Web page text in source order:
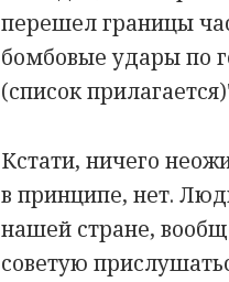
перешел границы
бомбовые удары по
(список
Кстати, ничего
в принципе, нет.
нашей стране,
советую